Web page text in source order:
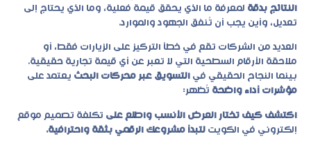
النتائج بدقة لمعرفة ما الذي يحقق قيمة فعلية، وما الذي يحتاج إلى
تعديل، وأين يجب أن تُنفق الجهود والموارد.
العديد من الشركات تقع في خطأ التركيز على الزيارات فقط، أو
ملاحقة الأرقام السطحية التي لا تعبر عن أي قيمة تجارية حقيقية.
بينما النجاح الحقيقي في التسويق عبر محركات البحث يعتمد على
مؤشرات أداء واضحة تُظهر:
اكتشف كيف تختار العرض الأنسب واطلع على تكلفة تصميم موقع
إلكتروني في الكويت لتبدأ مشروعك الرقمي بثقة واحترافية.